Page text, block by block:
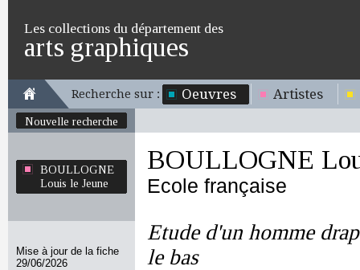
Les collections du département des
arts graphiques
Recherche sur : Oeuvres Artistes
Nouvelle recherche
BOULLOGNE
Louis le Jeune
Mise à jour de la fiche
29/06/2026
BOULLOGNE
Ecole française
Etude d'un homme
le bas